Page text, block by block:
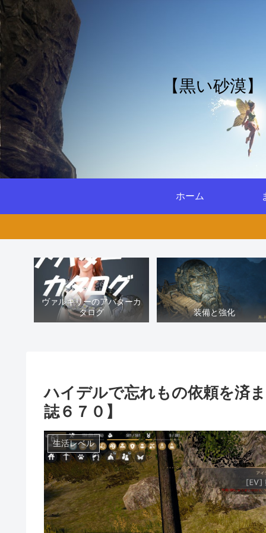
【黒い砂漠
ホーム
ヴァルキリーのアバターカ
タログ
装備と強化
ハイデルで忘れもの依頼を済
誌６７０】
生活レベル